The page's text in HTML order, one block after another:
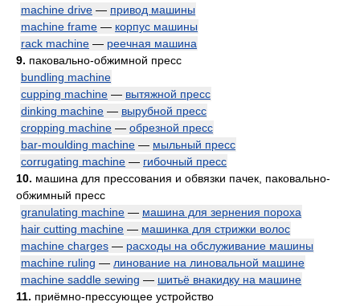
machine drive — привод машины
machine frame — корпус машины
rack machine — реечная машина
9. паковально-обжимной пресс
bundling machine
cupping machine — вытяжной пресс
dinking machine — вырубной пресс
cropping machine — обрезной пресс
bar-moulding machine — мыльный пресс
corrugating machine — гибочный пресс
10. машина для прессования и обвязки пачек, паковально-
обжимный пресс
granulating machine — машина для зернения пороха
hair cutting machine — машинка для стрижки волос
machine charges — расходы на обслуживание машины
machine ruling — линование на линовальной машине
machine saddle sewing — шитьё внакидку на машине
11. приёмно-прессующее устройство